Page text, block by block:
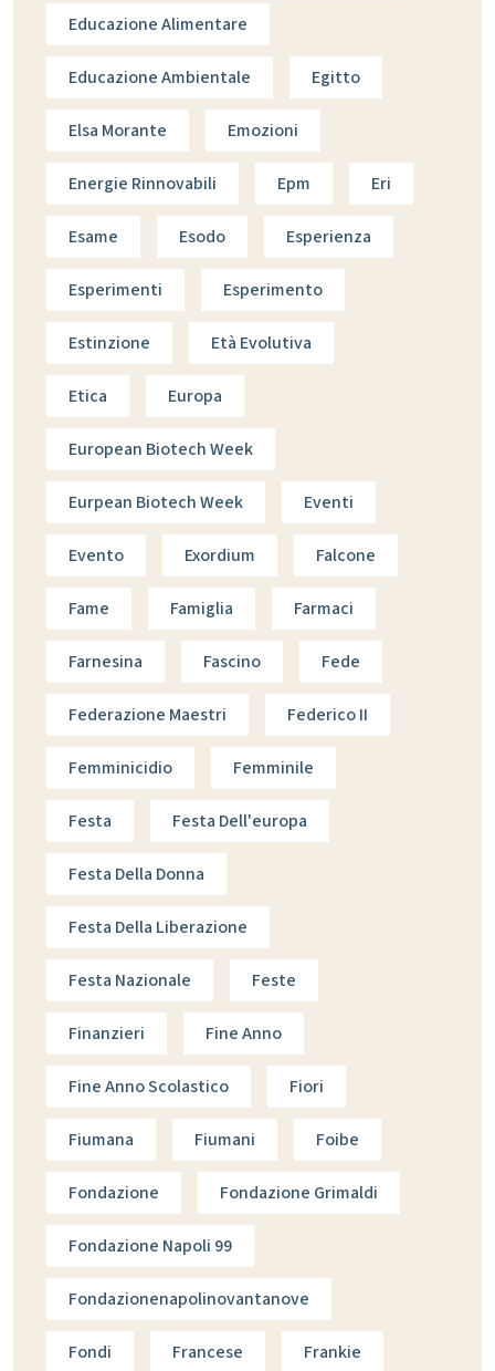
Educazione Alimentare
Educazione Ambientale Egitto
Elsa Morante Emozioni
Energie Rinnovabili Epm Eri
Esame Esodo Esperienza
Esperimenti Esperimento
Estinzione Età Evolutiva
Etica Europa
European Biotech Week
Eurpean Biotech Week Eventi
Evento Exordium Falcone
Fame Famiglia Farmaci
Farnesina Fascino Fede
Federazione Maestri Federico II
Femminicidio Femminile
Festa Festa Dell'europa
Festa Della Donna
Festa Della Liberazione
Festa Nazionale Feste
Finanzieri Fine Anno
Fine Anno Scolastico Fiori
Fiumana Fiumani Foibe
Fondazione Fondazione Grimaldi
Fondazione Napoli 99
Fondazionenapolinovantanove
Fondi Francese Frankie